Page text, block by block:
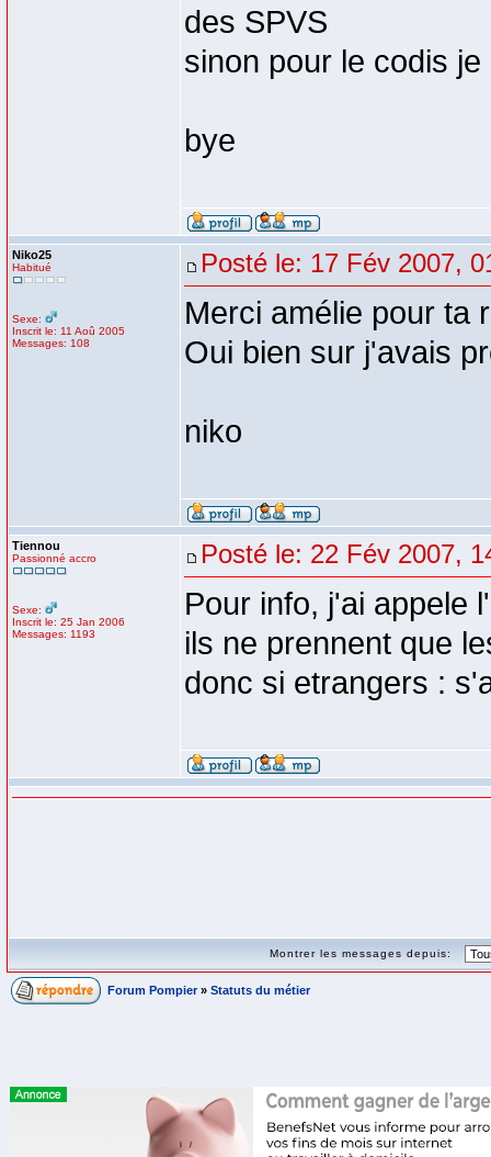
des SPVS
sinon pour le codis
bye
Niko25
Habitué
Sexe:
Inscrit le: 11 Aoû 2005
Messages: 108
Posté le: 17 Fév 2007,
Merci amélie pour ta
Oui bien sur j'avais
niko
Tiennou
Passionné accro
Sexe:
Inscrit le: 25 Jan 2006
Messages: 1193
Posté le: 22 Fév 2007,
Pour info, j'ai appele
ils ne prennent que
donc si etrangers :
Montrer les messages depuis:
Forum Pompier » Statuts du métier